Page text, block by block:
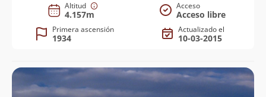
Altitud
4.157m
Acceso
Acceso libre
Primera ascensión
1934
Actualizado el
10-03-2015